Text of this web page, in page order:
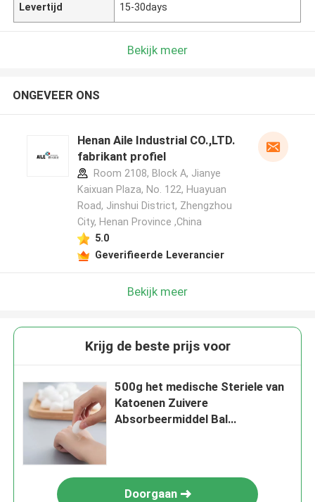
Levertijd 15-30days
Bekijk meer
ONGEVEER ONS
Henan Aile Industrial CO.,LTD.
fabrikant profiel
Room 2108, Block A, Jianye
Kaixuan Plaza, No. 122, Huayuan
Road, Jinshui District, Zhengzhou
City, Henan Province ,China
5.0
Geverifieerde Leverancier
Bekijk meer
Krijg de beste prijs voor
500g het medische Steriele van
Katoenen Zuivere
Absorbeermiddel Bal
Doorgaan